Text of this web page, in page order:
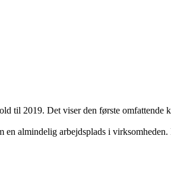
til 2019. Det viser den første
en almindelig arbejdsplads i